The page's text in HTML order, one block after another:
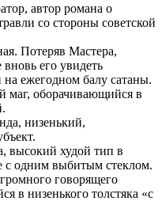
автор романа о
со стороны советской
Потеряв Мастера,
его увидеть
на ежегодном балу сатаны.
маг, оборачивающийся в
низенький,
высокий худой тип в
с одним выбитым стеклом.
говорящего
в низенького толстяка «с